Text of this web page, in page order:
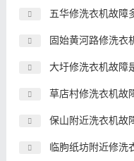
五华修洗衣机故障
固始黄河路修洗衣
大圩修洗衣机故障
草店村修洗衣机故
保山附近洗衣机故
临朐纸坊附近修洗